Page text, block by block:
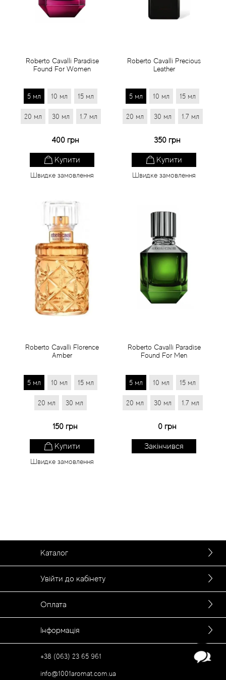
Roberto Cavalli Paradise
Found For Women
5 мл 10 мл 15 мл
20 мл 30 мл 1.7 мл
400 грн
Купити
Швидке замовлення
Roberto Cavalli Precious
Leather
5 мл 10 мл 15 мл
20 мл 30 мл 1.7 мл
350 грн
Купити
Швидке замовлення
Roberto Cavalli Florence
Amber
5 мл 10 мл 15 мл
20 мл 30 мл
150 грн
Купити
Швидке замовлення
Roberto Cavalli Paradise
Found For Men
5 мл 10 мл 15 мл
20 мл 30 мл 1.7 мл
0 грн
Закінчився
Каталог
Увійти до кабінету
Оплата
Інформація
+38 (063) 23 65 961
info@1001aromat.com.ua